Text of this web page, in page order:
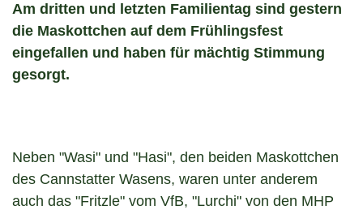
Am dritten und letzten Familientag sind gestern
die Maskottchen auf dem Frühlingsfest
eingefallen und haben für mächtig Stimmung
gesorgt.
Neben "Wasi" und "Hasi", den beiden Maskottchen
des Cannstatter Wasens, waren unter anderem
auch das "Fritzle" vom VfB, "Lurchi" von den MHP